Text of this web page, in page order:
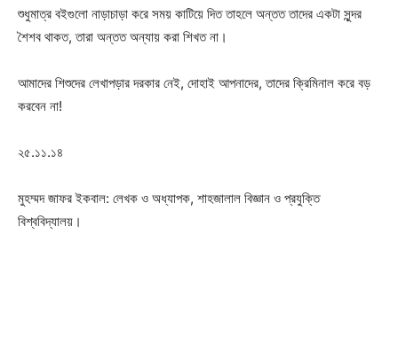
শুধুমাত্র বইগুলো নাড়াচাড়া করে সময় কাটিয়ে দিত তাহলে অন্তত তাদের একটা সুন্দর
শৈশব থাকত, তারা অন্তত অন্যায় করা শিখত না।
আমাদের শিশুদের লেখাপড়ার দরকার নেই, দোহাই আপনাদের, তাদের ক্রিমিনাল করে বড়
করবেন না!
২৫.১১.১৪
মুহম্মদ জাফর ইকবাল: লেখক ও অধ্যাপক, শাহজালাল বিজ্ঞান ও প্রযুক্তি
বিশ্ববিদ্যালয়।